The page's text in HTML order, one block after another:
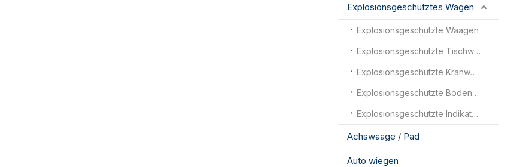
Explosionsgeschütztes Wägen
Explosionsgeschützte Waagen
Explosionsgeschützte Tischwaagen
Explosionsgeschützte Kranwaagen
Explosionsgeschützte Bodenwaagen
Explosionsgeschützte Indikatoren
Achswaage / Pad
Auto wiegen